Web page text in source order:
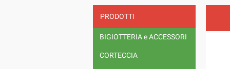
PRODOTTI
BIGIOTTERIA e ACCESSORI
CORTECCIA